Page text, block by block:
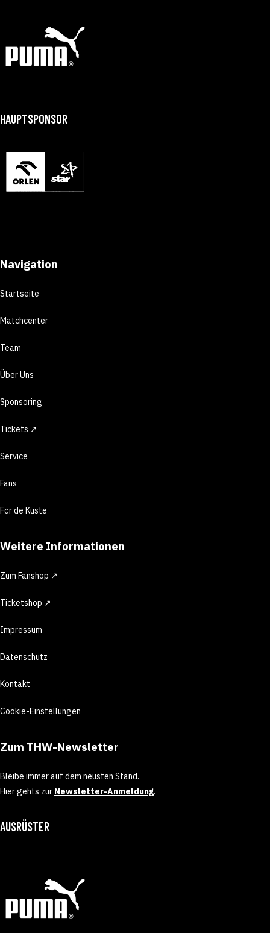
HAUPTSPONSOR
Navigation
Startseite
Matchcenter
Team
Über Uns
Sponsoring
Tickets ↗
Service
Fans
För de Küste
Weitere Informationen
Zum Fanshop ↗
Ticketshop ↗
Impressum
Datenschutz
Kontakt
Cookie-Einstellungen
Zum THW-Newsletter
Bleibe immer auf dem neusten Stand.
Hier gehts zur Newsletter-Anmeldung.
AUSRÜSTER